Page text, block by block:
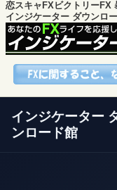
恋スキャFXビクトリーFX
インジケーター ダウンロ
インジケーター
ンロード館